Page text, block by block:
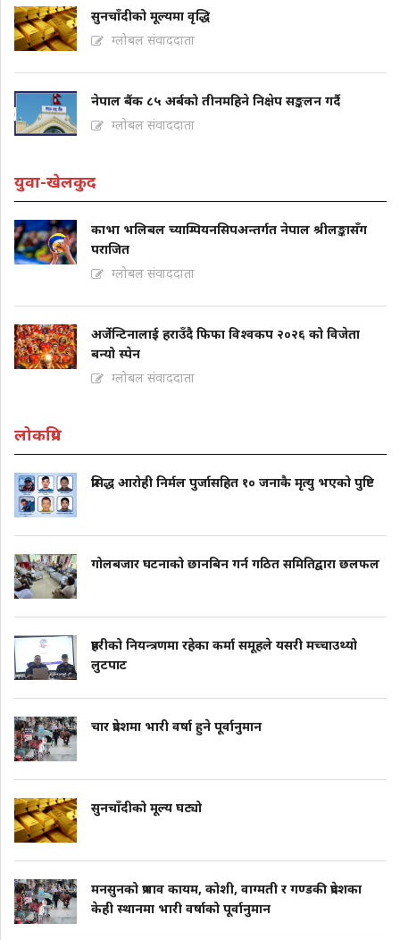
सुनचाँदीको मूल्यमा वृद्धि
ग्लोबल संवाददाता
नेपाल बैंक ८५ अर्बको तीनमहिने निक्षेप सङ्कलन गर्दै
ग्लोबल संवाददाता
युवा-खेलकुद
काभा भलिबल च्याम्पियनसिपअन्तर्गत नेपाल श्रीलङ्कासँग
पराजित
ग्लोबल संवाददाता
अर्जेन्टिनालाई हराउँदै फिफा विश्वकप २०२६ को विजेता
बन्यो स्पेन
ग्लोबल संवाददाता
लोकप्रिय
प्रसिद्ध आरोही निर्मल पुर्जासहित १० जनाकै मृत्यु भएको पुष्टि
गोलबजार घटनाको छानबिन गर्न गठित समितिद्वारा छलफल
प्रहरीको नियन्त्रणमा रहेका कर्मा समूहले यसरी मच्चाउथ्यो
लुटपाट
चार प्रदेशमा भारी वर्षा हुने पूर्वानुमान
सुनचाँदीको मूल्य घट्यो
मनसुनको प्रभाव कायम, कोशी, वाग्मती र गण्डकी प्रदेशका
केही स्थानमा भारी वर्षाको पूर्वानुमान